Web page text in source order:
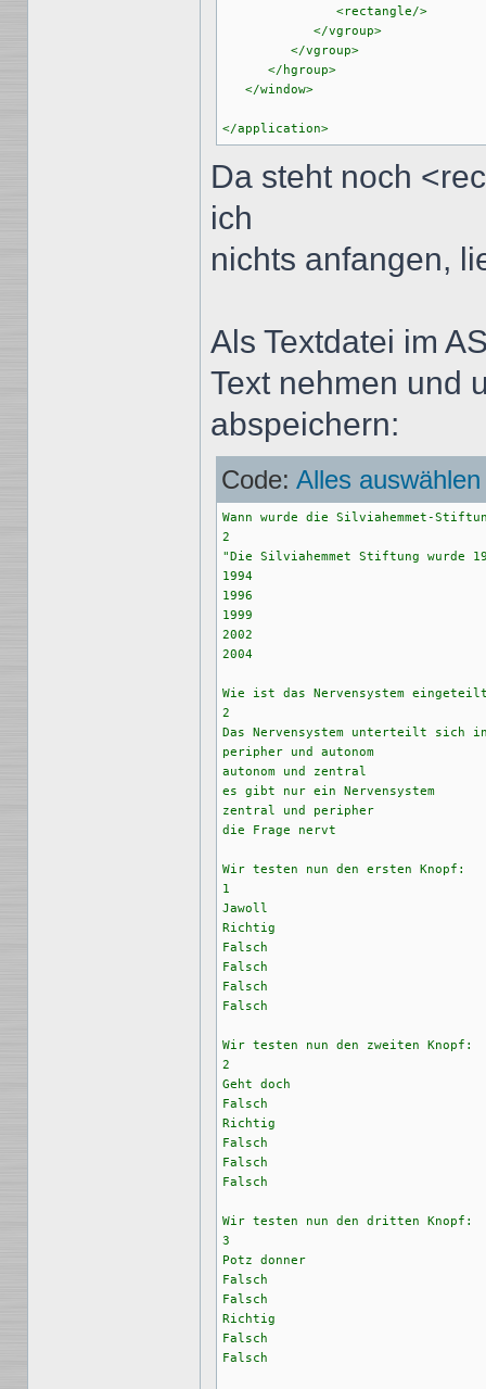
               <rectangle/>
            </vgroup>
         </vgroup>
      </hgroup>
   </window>
Da steht noch
ich
nichts anfangen,
Als Textdatei im
Text nehmen und
abspeichern:
Code: Alles auswählen
Wann wurde die Silviahemmet-
2
"Die Silviahemmet Stiftung wurde
1994
1996
1999
2002
2004
Wie ist das Nervensystem
2
Das Nervensystem unterteilt sich
peripher und autonom
autonom und zentral
es gibt nur ein Nervensystem
zentral und peripher
die Frage nervt
Wir testen nun den ersten Knopf:
1
Jawoll
Richtig
Falsch
Falsch
Falsch
Falsch
Wir testen nun den zweiten Knopf:
2
Geht doch
Falsch
Richtig
Falsch
Falsch
Falsch
Wir testen nun den dritten Knopf:
3
Potz donner
Falsch
Falsch
Richtig
Falsch
Falsch